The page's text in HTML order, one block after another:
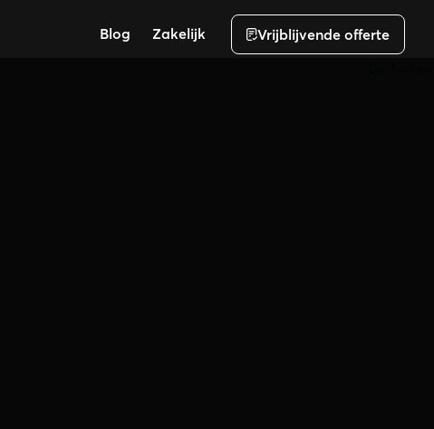
Blog Zakelijk Vrijblijvende offerte